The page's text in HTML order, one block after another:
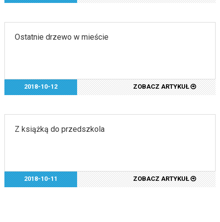
Ostatnie drzewo w mieście
2018-10-12 ZOBACZ ARTYKUŁ
Z książką do przedszkola
2018-10-11 ZOBACZ ARTYKUŁ